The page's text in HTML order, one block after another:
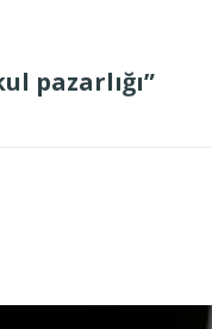
pazarlığı”